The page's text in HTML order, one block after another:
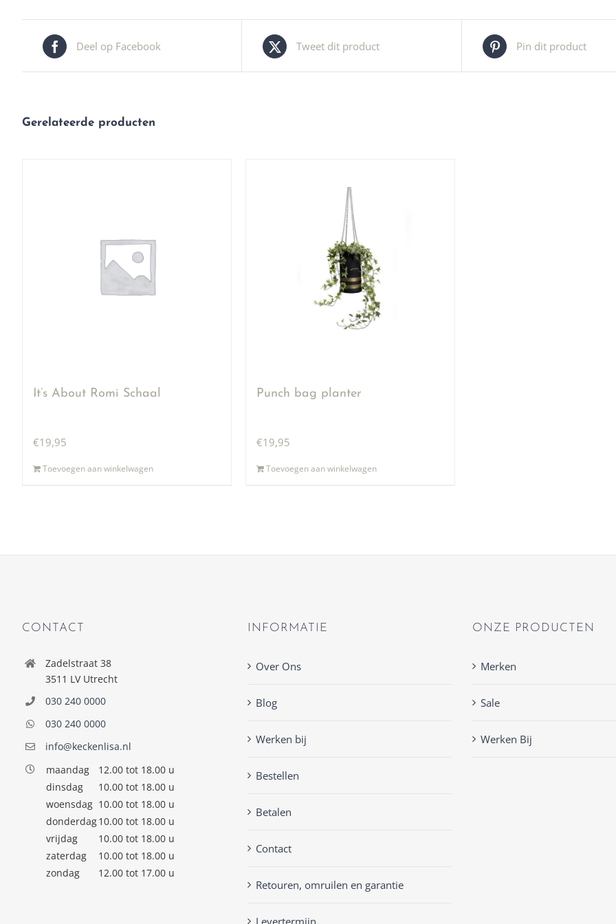
Deel op Facebook Tweet dit product Pin dit product
Gerelateerde producten
It’s About Romi Schaal
€19,95
Toevoegen aan winkelwagen
Punch bag planter
€19,95
Toevoegen aan winkelwagen
CONTACT
Zadelstraat 38
3511 LV Utrecht
030 240 0000
030 240 0000
info@keckenlisa.nl
maandag
12.00 tot 18.00 u
dinsdag
10.00 tot 18.00 u
woensdag 10.00 tot 18.00 u
donderdag10.00 tot 18.00 u
vrijdag
10.00 tot 18.00 u
zaterdag
10.00 tot 18.00 u
zondag
12.00 tot 17.00 u
INFORMATIE
Over Ons
Blog
Werken bij
Bestellen
Betalen
Contact
Retouren, omruilen en garantie
Levertermijn
ONZE PRODUCTEN
Merken
Sale
Werken Bij